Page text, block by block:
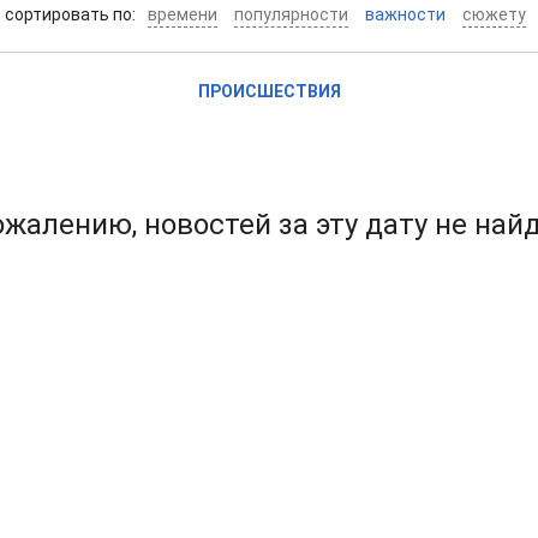
cортировать по: времени популярности важности сюжету
ПРОИСШЕСТВИЯ
новостей за эту дату не